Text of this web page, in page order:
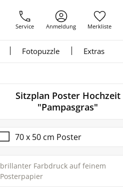
Service Anmeldung Merkliste
Fotopuzzle Extras
Sitzplan Poster Hochzeit
"Pampasgras"
70 x 50 cm Poster
brillanter Farbdruck auf feinem
Posterpapier